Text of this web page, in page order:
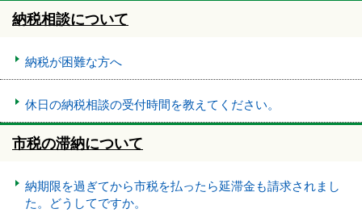
納税相談について
納税が困難な方へ
休日の納税相談の受付時間を教えてください。
市税の滞納について
納期限を過ぎてから市税を払ったら延滞金も請求されまし
た。どうしてですか。